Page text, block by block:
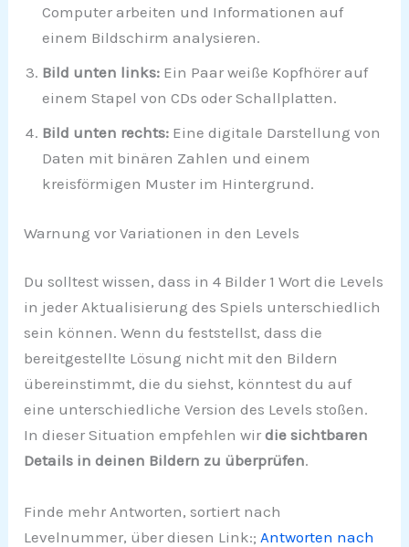
Computer arbeiten und Informationen auf
einem Bildschirm analysieren.
Bild unten links: Ein Paar weiße Kopfhörer auf
einem Stapel von CDs oder Schallplatten.
Bild unten rechts: Eine digitale Darstellung von
Daten mit binären Zahlen und einem
kreisförmigen Muster im Hintergrund.
Warnung vor Variationen in den Levels
Du solltest wissen, dass in 4 Bilder 1 Wort die Levels
in jeder Aktualisierung des Spiels unterschiedlich
sein können. Wenn du feststellst, dass die
bereitgestellte Lösung nicht mit den Bildern
übereinstimmt, die du siehst, könntest du auf
eine unterschiedliche Version des Levels stoßen.
In dieser Situation empfehlen wirdie sichtbaren
Details in deinen Bildern zu überprüfen.
Finde mehr Antworten, sortiert nach
Levelnummer, über diesen Link:; Antworten nach